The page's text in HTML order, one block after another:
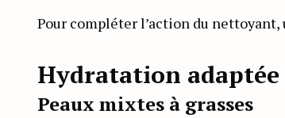
Pour compléter l’action du
Hydratation adaptée
Peaux mixtes à grasses